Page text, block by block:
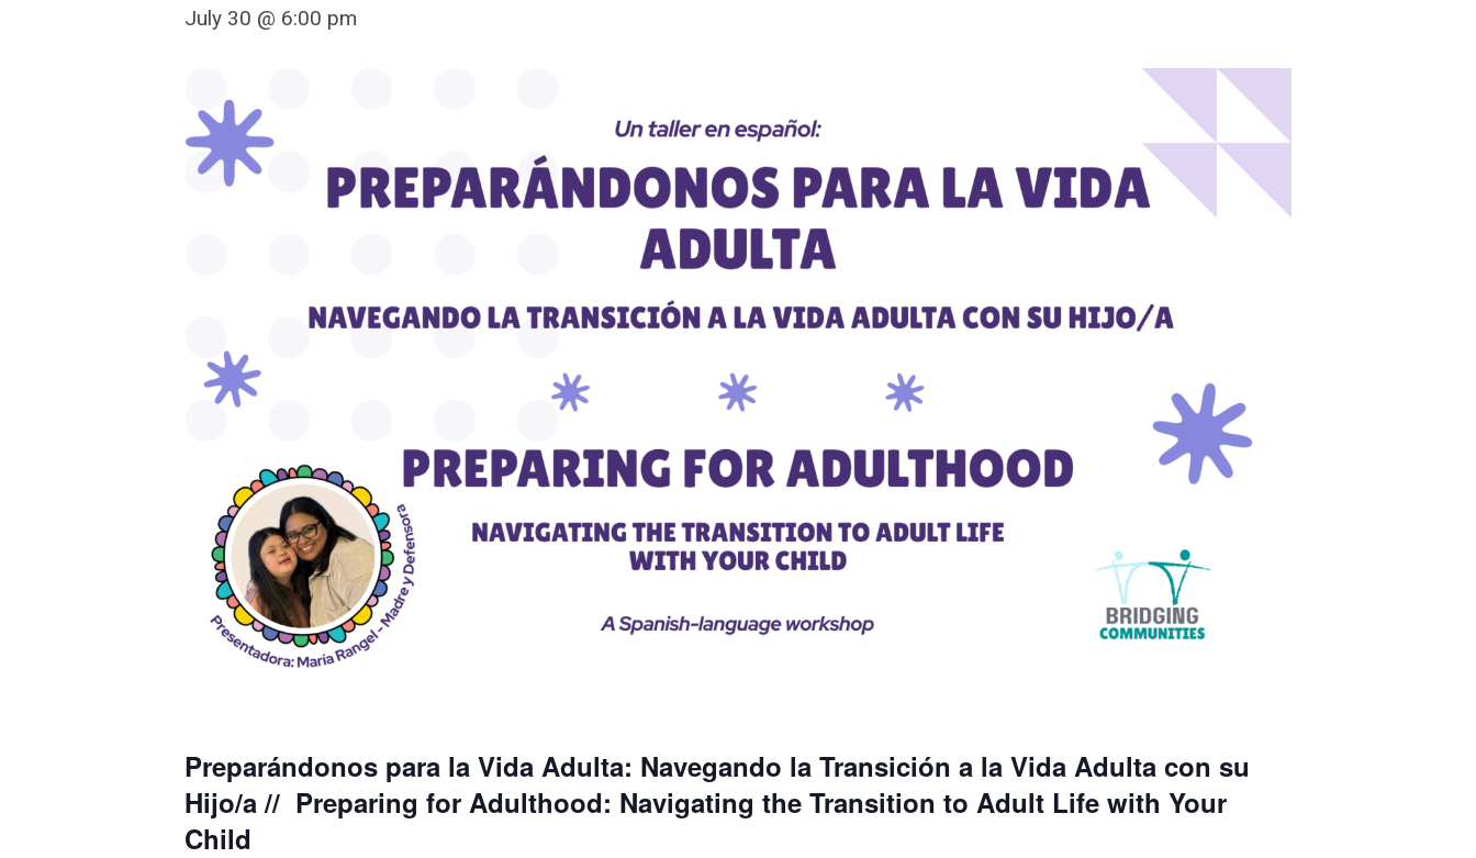
July 30 @ 6:00 pm
Preparándonos para la Vida Adulta: Navegando la Transición a la Vida Adulta con su
Hijo/a// Preparing for Adulthood: Navigating the Transition to Adult Life with Your
Child